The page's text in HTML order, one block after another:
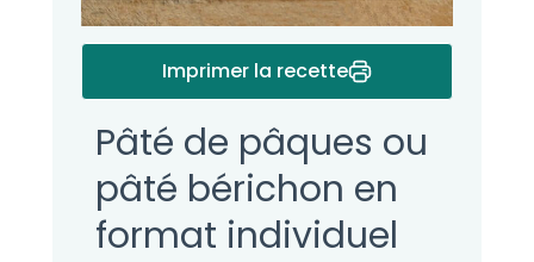
Imprimer la recette
Pâté de pâques ou
pâté bérichon en
format individuel